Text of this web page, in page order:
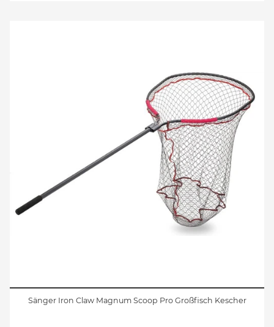
Sänger Iron Claw Magnum Scoop Pro Großfisch Kescher